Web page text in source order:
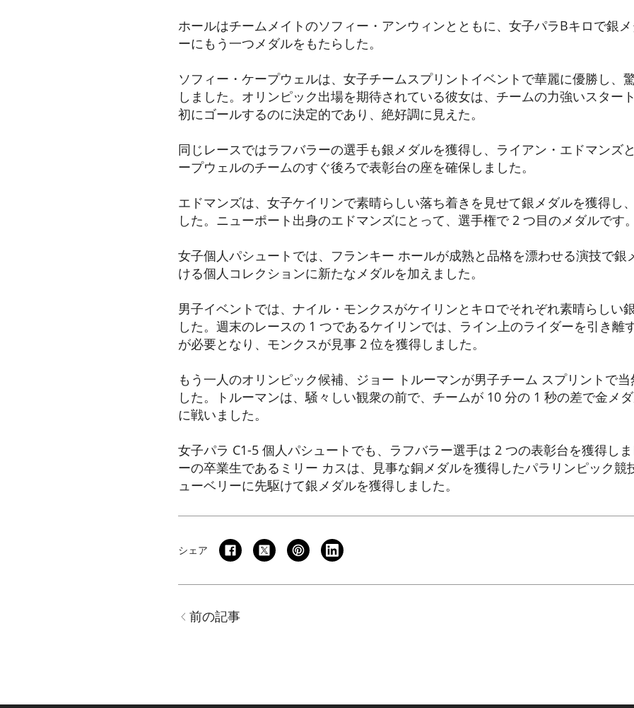
ホールはチームメイトのソフィー・アンウィンとともに、女子パラBキロで銀
ーにもう一つメダルをもたらした。
ソフィー・ケープウェルは、女子チームスプリントイベントで華麗に優勝し、
しました。オリンピック出場を期待されている彼女は、チームの力強いスター
初にゴールするのに決定的であり、絶好調に見えた。
同じレースではラフバラーの選手も銀メダルを獲得し、ライアン・エドマンズ
ープウェルのチームのすぐ後ろで表彰台の座を確保しました。
エドマンズは、女子ケイリンで素晴らしい落ち着きを見せて銀メダルを獲得し
した。ニューポート出身のエドマンズにとって、選手権で 2 つ目のメダルです。
女子個人パシュートでは、フランキー ホールが成熟と品格を漂わせる演技で銀
ける個人コレクションに新たなメダルを加えました。
男子イベントでは、ナイル・モンクスがケイリンとキロでそれぞれ素晴らしい
した。週末のレースの 1 つであるケイリンでは、ライン上のライダーを引き離
が必要となり、モンクスが見事 2 位を獲得しました。
もう一人のオリンピック候補、ジョー トルーマンが男子チーム スプリントで
した。トルーマンは、騒々しい観衆の前で、チームが 10 分の 1 秒の差で金メ
に戦いました。
女子パラ C1-5 個人パシュートでも、ラフバラー選手は 2 つの表彰台を獲得し
ーの卒業生であるミリー カスは、見事な銅メダルを獲得したパラリンピック競
ューベリーに先駆けて銀メダルを獲得しました。
シェア
前の記事